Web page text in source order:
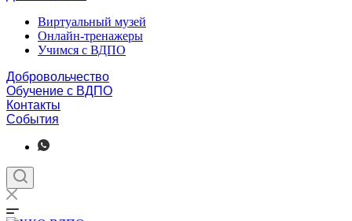
Виртуальный музей
Онлайн-тренажеры
Учимся с ВДПО
Добровольчество
Обучение с ВДПО
Контакты
События